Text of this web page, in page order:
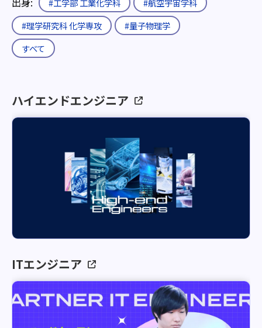
#工学部 工業化学科
#航空宇宙学科
#理学研究科 化学専攻
#量子物理学
すべて
ハイエンドエンジニア
ITエンジニア